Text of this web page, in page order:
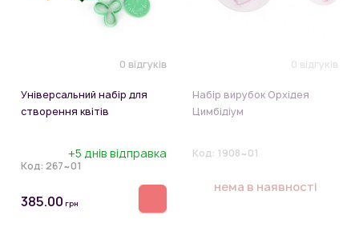
0 відгуків
Універсальний набір для
створення квітів
+5 днів відправка
Код: 267~01
385.00 грн
0 відгуків
Набір вирубок Орхідея
Цимбідіум
Код: 1908~01
нема в наявності